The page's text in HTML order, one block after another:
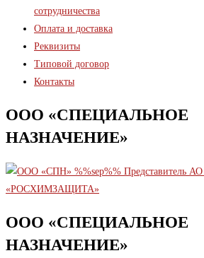
сотрудничества
Оплата и доставка
Реквизиты
Типовой договор
Контакты
ООО «СПЕЦИАЛЬНОЕ
НАЗНАЧЕНИЕ»
ООО «СПЕЦИАЛЬНОЕ
НАЗНАЧЕНИЕ»